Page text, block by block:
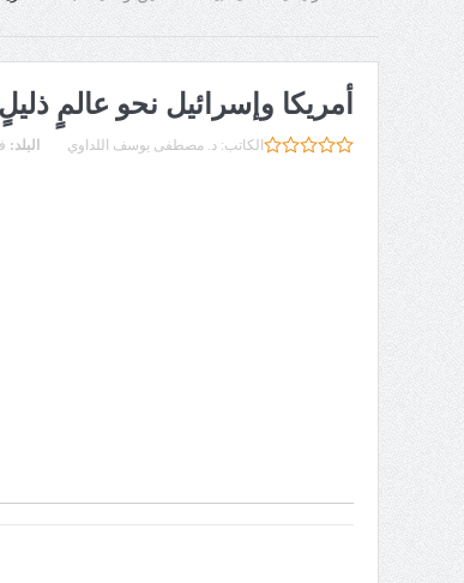
أمريكا وإسرائيل نحو عالمٍ
الكاتب:د. مصطفى يوسف اللداوي البلد: